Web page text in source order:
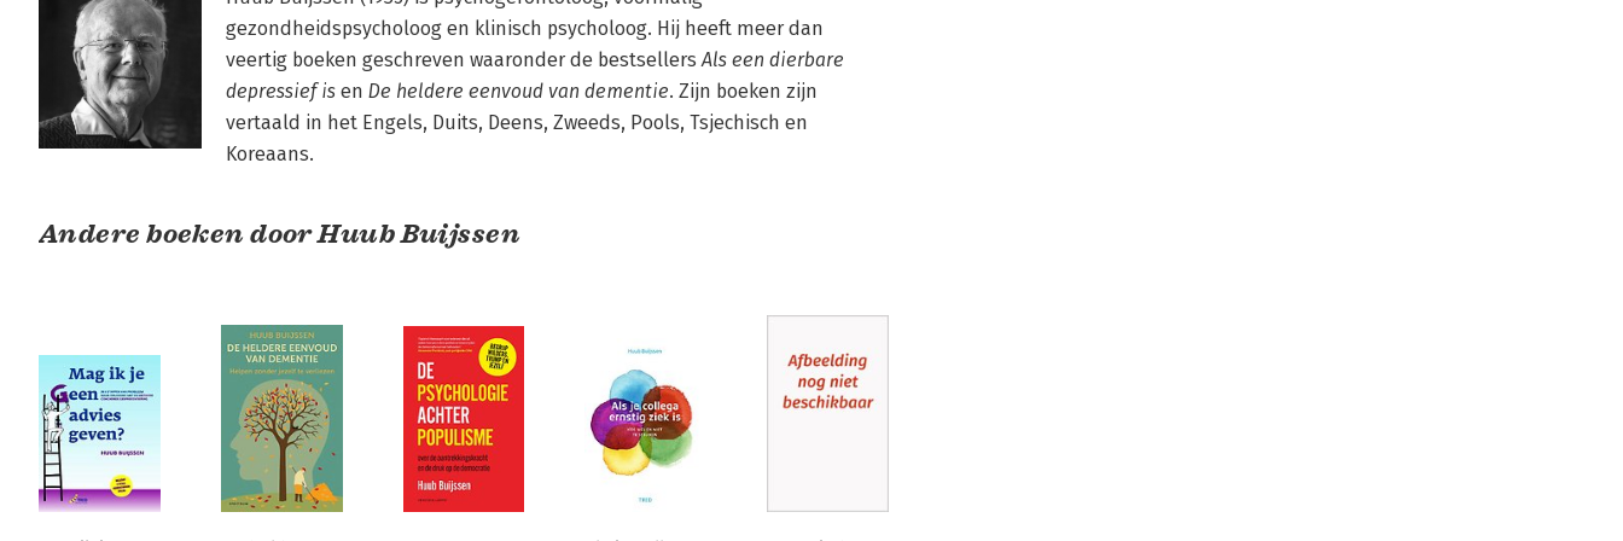
gezondheidspsycholoog en klinisch psycholoog. Hij heeft meer dan
veertig boeken geschreven waaronder de bestsellers Als een dierbare
depressief is en De heldere eenvoud van dementie. Zijn boeken zijn
vertaald in het Engels, Duits, Deens, Zweeds, Pools, Tsjechisch en
Koreaans.
Andere boeken door Huub Buijssen